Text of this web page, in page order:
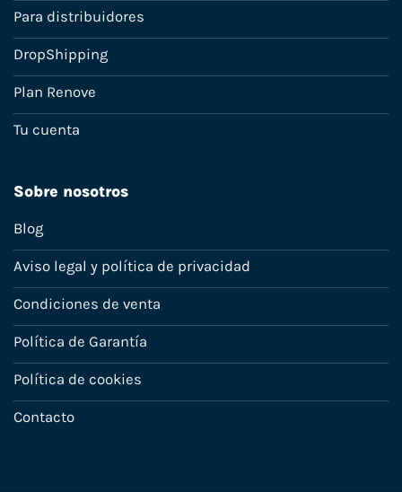
Para distribuidores
DropShipping
Plan Renove
Tu cuenta
Sobre nosotros
Blog
Aviso legal y política de privacidad
Condiciones de venta
Política de Garantía
Política de cookies
Contacto